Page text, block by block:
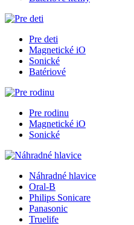
Pre deti
Magnetické iO
Sonické
Batériové
Pre rodinu
Magnetické iO
Sonické
Náhradné hlavice
Oral-B
Philips Sonicare
Panasonic
Truelife